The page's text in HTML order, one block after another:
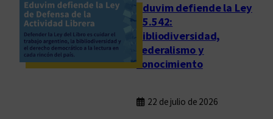
Eduvim defiende la Ley
25.542:
bibliodiversidad,
federalismo y
conocimiento
22 de julio de 2026